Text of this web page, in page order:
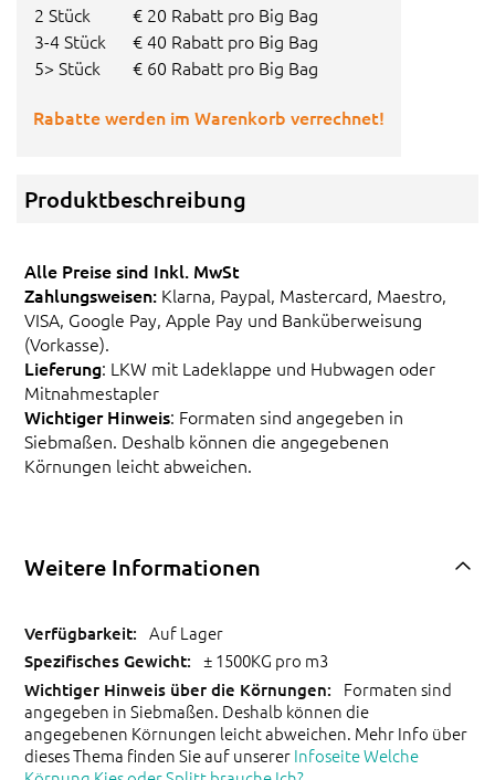
2 Stück
€ 20 Rabatt pro Big Bag
3-4 Stück
€ 40 Rabatt pro Big Bag
5> Stück
€ 60 Rabatt pro Big Bag
Rabatte werden im Warenkorb verrechnet!
Produktbeschreibung
Alle Preise sind Inkl. MwSt
Zahlungsweisen: Klarna, Paypal, Mastercard, Maestro,
VISA, Google Pay, Apple Pay und Banküberweisung
(Vorkasse).
Lieferung: LKW mit Ladeklappe und Hubwagen oder
Mitnahmestapler
Wichtiger Hinweis: Formaten sind angegeben in
Siebmaßen. Deshalb können die angegebenen
Körnungen leicht abweichen.
Weitere Informationen
Auf Lager
± 1500KG pro m3
Formaten sind
angegeben in Siebmaßen. Deshalb können die
angegebenen Körnungen leicht abweichen. Mehr Info über
dieses Thema finden Sie auf unsererInfoseite Welche